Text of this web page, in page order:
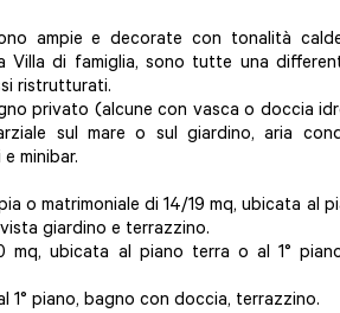
ampie e decorate con tonalità
Villa di famiglia, sono tutte una
ristrutturati.
privato (alcune con vasca o doccia
sul mare o sul giardino, aria
minibar.
o matrimoniale di 14/19 mq, ubicata al
giardino e terrazzino.
mq, ubicata al piano terra o al 1°
1° piano, bagno con doccia, terrazzino.